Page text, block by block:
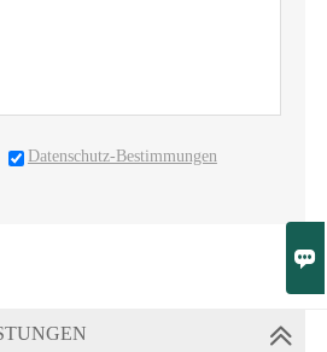

Datenschutz-Bestimmungen